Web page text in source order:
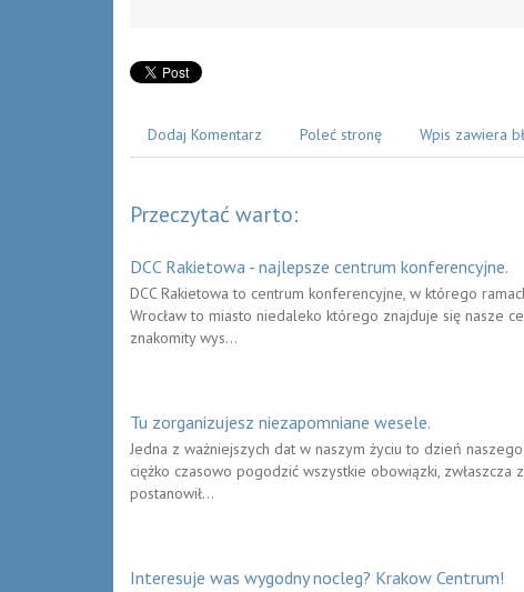
Dodaj Komentarz Poleć stronę Wpis zawiera
Przeczytać warto:
DCC Rakietowa - najlepsze centrum konferencyjne.
DCC Rakietowa to centrum konferencyjne, w którego
Wrocław to miasto niedaleko którego znajduje się nasze
znakomity wys...
Tu zorganizujesz niezapomniane wesele.
Jedna z ważniejszych dat w naszym życiu to dzień
ciężko czasowo pogodzić wszystkie obowiązki,
postanowił...
Interesuje was wygodny nocleg? Krakow Centrum!